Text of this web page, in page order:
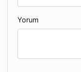
Yorum